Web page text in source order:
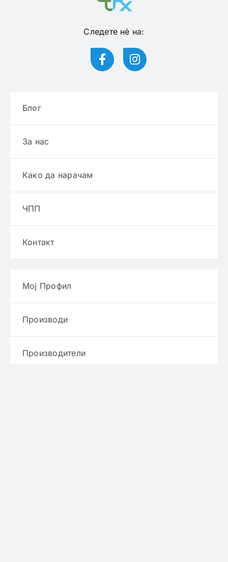
Следете нѐ на:
Блог
За нас
Како да нарачам
ЧПП
Контакт
Мој Профил
Производи
Производители